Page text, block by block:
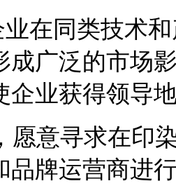
在同类技术
成广泛的市场
企业获得领导
意寻求在印
品牌运营商进